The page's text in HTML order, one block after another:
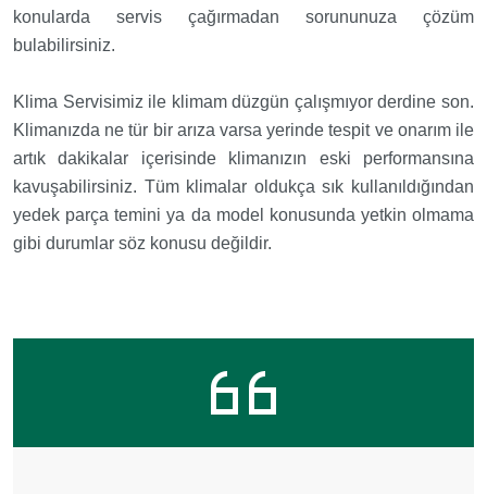
konularda servis çağırmadan sorununuza çözüm
bulabilirsiniz.
Klima Servisimiz ile klimam düzgün çalışmıyor derdine son.
Klimanızda ne tür bir arıza varsa yerinde tespit ve onarım ile
artık dakikalar içerisinde klimanızın eski performansına
kavuşabilirsiniz. Tüm klimalar oldukça sık kullanıldığından
yedek parça temini ya da model konusunda yetkin olmama
gibi durumlar söz konusu değildir.